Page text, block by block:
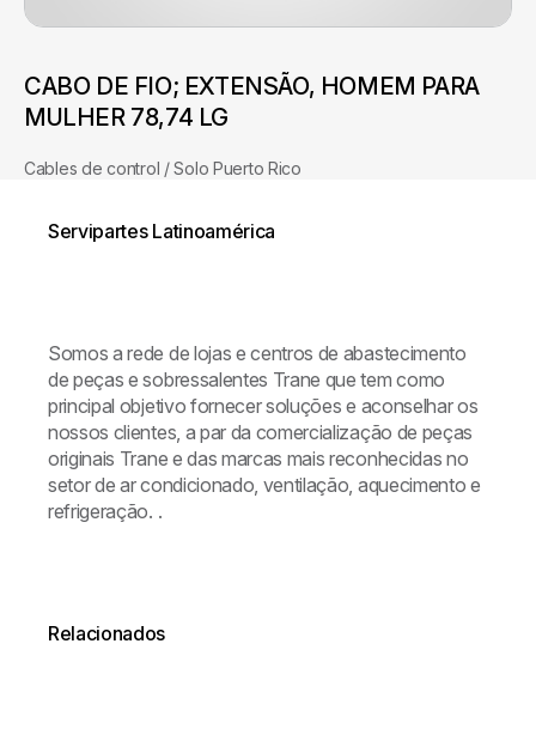
CABO DE FIO; EXTENSÃO, HOMEM PARA
MULHER 78,74 LG
Cables de control / Solo Puerto Rico
Servipartes Latinoamérica
Somos a rede de lojas e centros de abastecimento
de peças e sobressalentes Trane que tem como
principal objetivo fornecer soluções e aconselhar os
nossos clientes, a par da comercialização de peças
originais Trane e das marcas mais reconhecidas no
setor de ar condicionado, ventilação, aquecimento e
refrigeração. .
Relacionados